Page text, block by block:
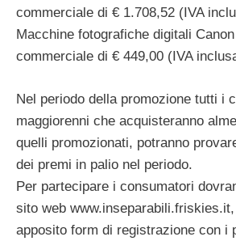
commerciale di € 1.708,52 (IVA
Macchine fotografiche digitali
commerciale di € 449,00 (IVA
Nel periodo della promozione tutti i
maggiorenni che acquisteranno
quelli promozionati, potranno
dei premi in palio nel periodo.
Per partecipare i consumatori
sito web
apposito form di registrazione con i